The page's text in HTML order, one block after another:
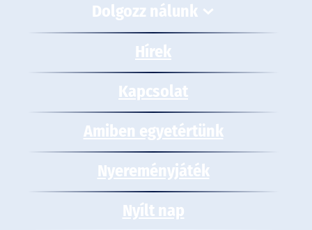
Dolgozz nálunk
Hírek
Kapcsolat
Amiben egyetértünk
Nyereményjáték
Nyílt nap